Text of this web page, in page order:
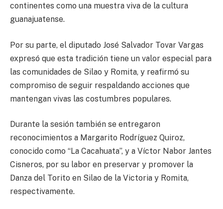
continentes como una muestra viva de la cultura
guanajuatense.
Por su parte, el diputado José Salvador Tovar Vargas
expresó que esta tradición tiene un valor especial para
las comunidades de Silao y Romita, y reafirmó su
compromiso de seguir respaldando acciones que
mantengan vivas las costumbres populares.
Durante la sesión también se entregaron
reconocimientos a Margarito Rodríguez Quiroz,
conocido como “La Cacahuata”, y a Víctor Nabor Jantes
Cisneros, por su labor en preservar y promover la
Danza del Torito en Silao de la Victoria y Romita,
respectivamente.